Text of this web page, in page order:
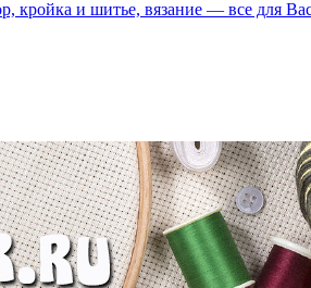
кройка и шитье, вязание — все для